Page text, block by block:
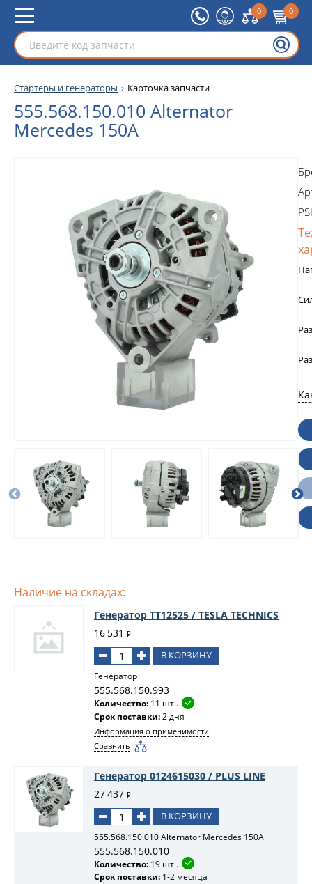
0 0
Стартеры и генераторы Карточка запчасти
555.568.150.010 Alternator
Mercedes 150A
Наличие на складах:
Генератор TT12525 / TESLA TECHNICS
16 531 ₽
В КОРЗИНУ
Генератор
555.568.150.993
Количество: 11 шт .
Срок поставки:2 дня
Информация о применимости
Сравнить
Генератор 0124615030 / PLUS LINE
27 437 ₽
В КОРЗИНУ
555.568.150.010 Alternator Mercedes 150A
555.568.150.010
Количество: 19 шт .
Срок поставки: 1-2 месяца